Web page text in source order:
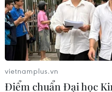
Lầu
08/08/2026 03:53
Kết luận số 75-KL/TW: Cà
động thích ứng với biến
08/08/2026 02:53
vietnamplus.vn
Điểm chuẩn Đại học